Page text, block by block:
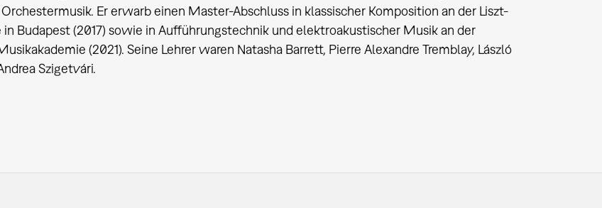
Er erwarb einen Master-Abschluss in klassischer Komposition an der Liszt-
Budapest (2017) sowie in Aufführungstechnik und elektroakustischer Musik an der
(2021). Seine Lehrer waren Natasha Barrett, Pierre Alexandre Tremblay, László
Szigetvári.